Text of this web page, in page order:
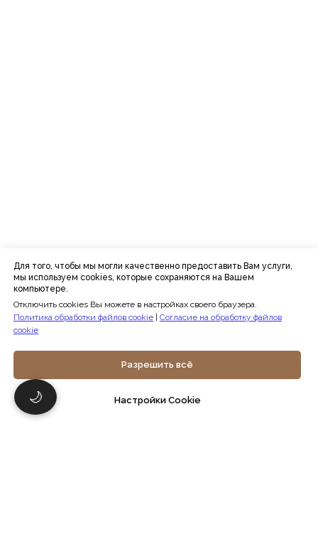
Для того, чтобы мы могли качественно предоставить Вам услуги,
мы используем cookies, которые сохраняются на Вашем
компьютере.
Отключить cookies Вы можете в настройках своего браузера.
Политика обработки файлов cookie
Согласие на обработку файлов
cookie
Разрешить всё
Настройки Cookie
🌙